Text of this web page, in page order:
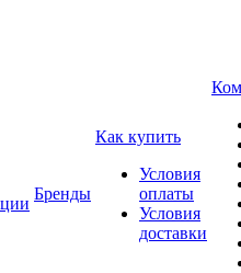
Бренды
Как купить
Условия
оплаты
Условия
доставки